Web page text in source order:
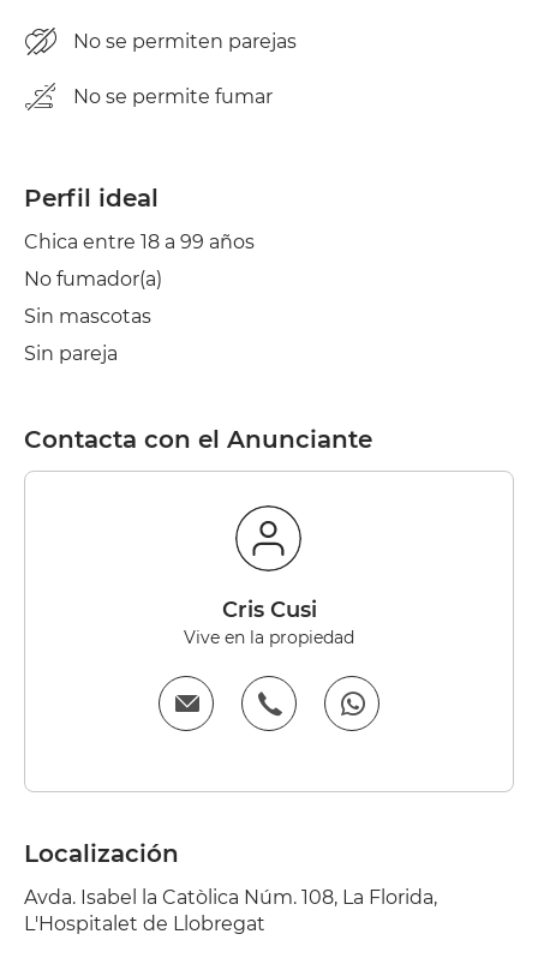
No se permiten parejas
No se permite fumar
Perfil ideal
Chica entre 18 a 99 años
No fumador(a)
Sin mascotas
Sin pareja
Contacta con el Anunciante
Cris Cusi
Vive en la propiedad
Localización
Avda. Isabel la Catòlica Núm. 108, La Florida,
L'Hospitalet de Llobregat